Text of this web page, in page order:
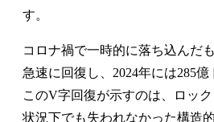
す。
コロナ禍で一時的に落ち込んだ
急速に回復し、2024年には285億
このV字回復が示すのは、ロッ
状況下でも失われなかった構造